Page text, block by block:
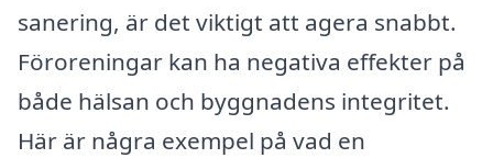
sanering, är det viktigt att agera snabbt.
Föroreningar kan ha negativa effekter på
både hälsan och byggnadens integritet.
Här är några exempel på vad en